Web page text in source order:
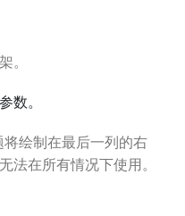
。
数。
绘制在最后一列的右
法在所有情况下使用。